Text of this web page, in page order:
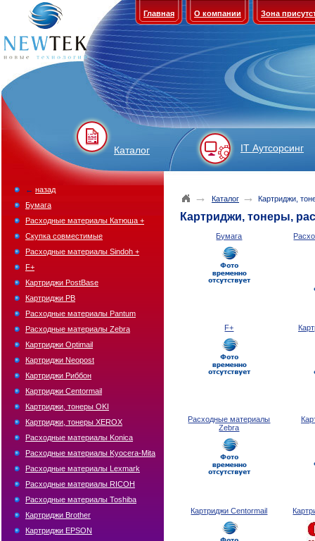
Главная О компании Зона
Каталог IT Аутсорсинг
→ Каталог → Картриджи,
Картриджи, тонеры,
Бумага
F+
Расходные материалы
Zebra
Картриджи Centormail
← назад
Бумага
Расходные материалы Катюша +
Скупка совместимые
Расходные материалы Sindoh +
F+
Картриджи PostBase
Картриджи PB
Расходные материалы Pantum
Расходные материалы Zebra
Картриджи Optimail
Картриджи Neopost
Картриджи Риббон
Картриджи Centormail
Картриджи, тонеры OKI
Картриджи, тонеры XEROX
Расходные материалы Konica
Расходные материалы Kyocera-Mita
Расходные материалы Lexmark
Расходные материалы RICOH
Расходные материалы Toshiba
Картриджи Brother
Картриджи EPSON